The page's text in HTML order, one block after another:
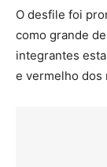
O desfile foi
como grande
integrantes
e vermelho dos